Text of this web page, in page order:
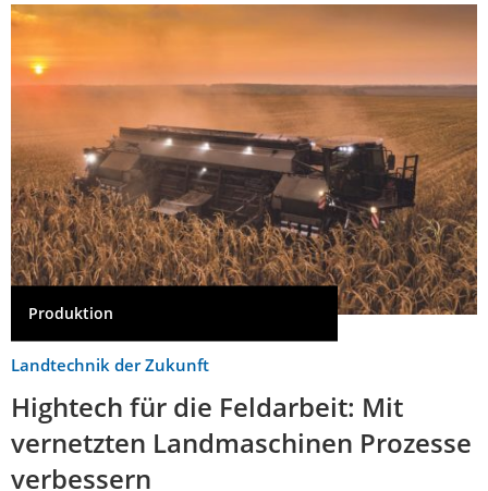
Produktion
Landtechnik der Zukunft
Hightech für die Feldarbeit: Mit
vernetzten Landmaschinen Prozesse
verbessern